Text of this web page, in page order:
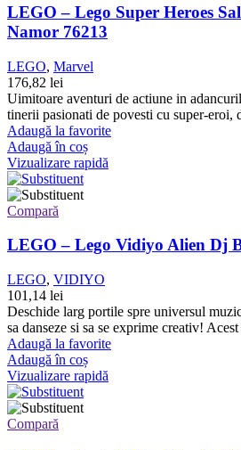
LEGO – Lego Super Heroes
Namor 76213
LEGO, Marvel
176,82 lei
Uimitoare aventuri de actiune in
tinerii pasionati de povesti cu super-eroi,
Adaugă la favorite
Adaugă în coș
Vizualizare rapidă
Compară
LEGO – Lego Vidiyo Alien Dj
LEGO, VIDIYO
101,14 lei
Deschide larg portile spre universul
sa danseze si sa se exprime creativ!
Adaugă la favorite
Adaugă în coș
Vizualizare rapidă
Compară